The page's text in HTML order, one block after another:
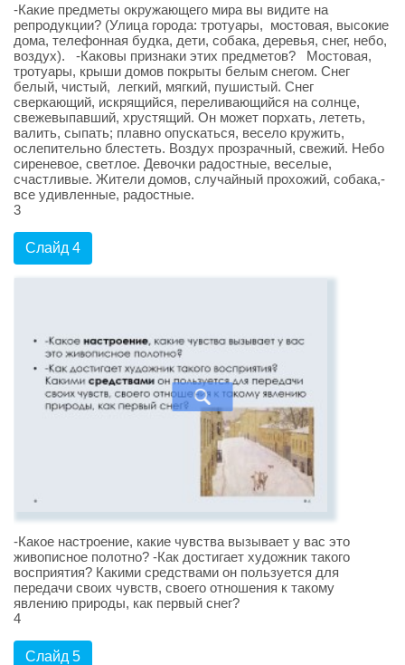
-Какие предметы окружающего мира вы видите на
репродукции? (Улица города: тротуары, мостовая, высокие
дома, телефонная будка, дети, собака, деревья, снег, небо,
воздух). -Каковы признаки этих предметов? Мостовая,
тротуары, крыши домов покрыты белым снегом. Снег
белый, чистый, легкий, мягкий, пушистый. Снег
сверкающий, искрящийся, переливающийся на солнце,
свежевыпавший, хрустящий. Он может порхать, лететь,
валить, сыпать; плавно опускаться, весело кружить,
ослепительно блестеть. Воздух прозрачный, свежий. Небо
сиреневое, светлое. Девочки радостные, веселые,
счастливые. Жители домов, случайный прохожий, собака,-
все удивленные, радостные.
3
Слайд 4
-Какое настроение, какие чувства вызывает у вас это
живописное полотно? -Как достигает художник такого
восприятия? Какими средствами он пользуется для
передачи своих чувств, своего отношения к такому
явлению природы, как первый снег?
4
Слайд 5